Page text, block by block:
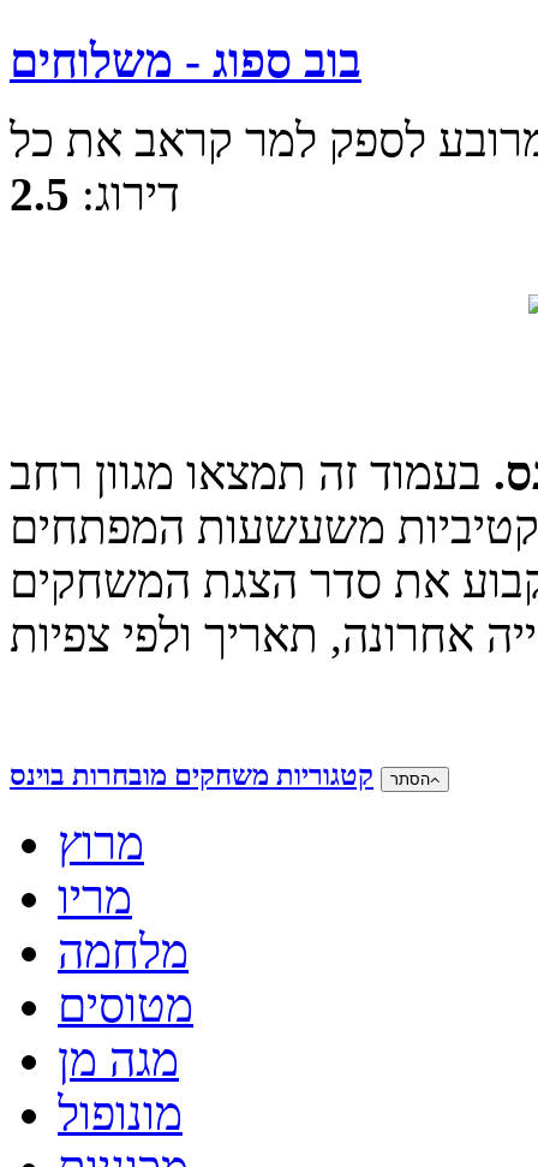
בוב ספוג - משלוחים
דירוג: 2.5
בעמוד זה תמצאו מגוון רחב
משעשעות המפתחים
את סדר הצגת המשחקים
קטגוריות משחקים מובחרות בוינס הסתר
מרוץ
מריו
מלחמה
מטוסים
מגה מן
מונופול